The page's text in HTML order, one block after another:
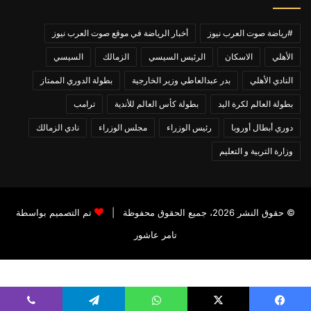
#رياضة صوت العرب نيوز أخبار الرياضة في موقع صوت العرب نيوز
الأهلي الاسكان الرئيس السيسي الزمالك السيسي
النادي الأهلي بدر عبدالعاطي وزير الخارجية بطولة الدوري الممتاز
بطولة العالم لكرة اليد بطولة كأس العالم للأندية ترامب
دوري أبطال أوروبا رئيس الوزراء مجلس الوزراء نادي الزمالك
وزارة التربية و التعليم
© حقوق النشر 2026، جميع الحقوق محفوظة |
تم التصميم بواسطة
تامر عاشور